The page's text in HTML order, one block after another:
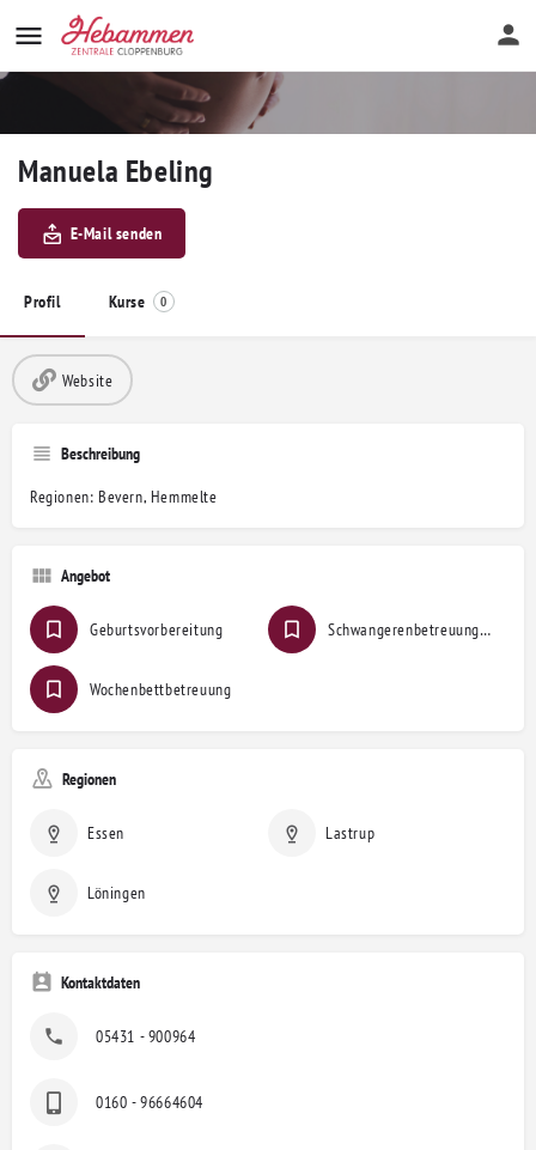
Manuela Ebeling
E-Mail senden
Profil Kurse 0
Website
Beschreibung
Regionen: Bevern, Hemmelte
Angebot
Geburtsvorbereitung Schwangerenbetreuung / Hilfe bei Beschwerden
Wochenbettbetreuung
Regionen
Essen Lastrup
Löningen
Kontaktdaten
05431 - 900964
0160 - 96664604